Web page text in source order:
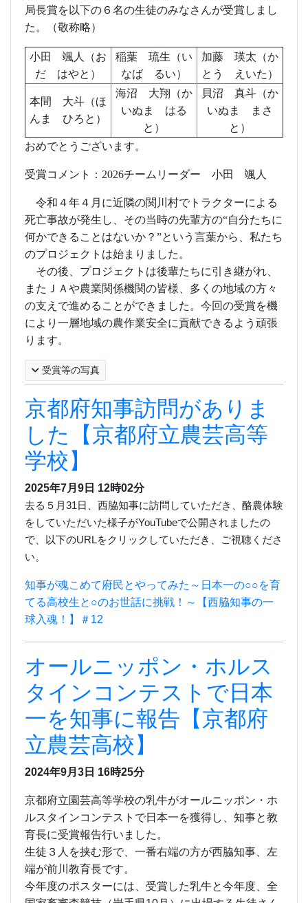
局長賞を以下の６名の生徒のみなさんが受賞しまし
た。（敬称略）
小田 颯人（お
だ はやと）
稲葉 琉生（い
なば るい）
加藤 瑛太（か
とう えいた）
本間 大斗（ほ
んま ひろと）
海沼 大翔（か
いぬま はる
と）
貝沼 真斗（か
いぬま まさ
と）
おめでとうございます。
受賞コメント： 2026チームリーダー 小田 颯人
令和４年４月に近隣の関川村でトラクターによる
死亡事故が発生し、その当時の先輩方の“自分たちに
何かできることはないか？”という言葉から、私たち
のプロジェクトは始まりました。
その後、プロジェクトは後輩たちに引き継がれ、
またＪＡや農業関係機関の皆様、多くの地域の方々
の支えで進めることができました。今回の受賞を機
により一層地域の農作業安全に貢献できるよう頑張
ります。
受賞等の写真
京都府知事訪問がありま
した【京都府立農芸高等
学校】
2025年7月9日 12時02分
去る５月 31 日、西脇知事に訪問していただき、酪農体験
をしていただいた様子がYouTubeで公開されましたの
で、
以下のURLをクリックしていただき、ご視聴くださ
い。
知事が魂こめて府民とやってみた～日本一の○○を育
てる高校生と○のお世話に挑戦！～【西脇知事の一
球入魂！】＃12
オールニッポン・ホルス
タインコンテストで日本
一を知事に報告【京都府
立農芸高校】
2024年9月3日 16時25分
京都府立園芸高等学校の乳牛がオールニッポン・ホ
ルスタインコンテストで日本一を獲得し、知事と教
育長に受賞報告行いました。
生徒３人を挟む形で、一番右端の方が西脇知事、左
端が前川教育長です。
今年度のポスターには、受賞した乳牛と今年度、全